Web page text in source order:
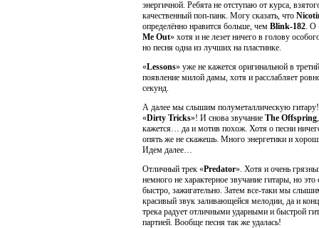
энергичной. Ребята не отступаю от курса,
качественный поп-панк. Могу сказать, что
определённо нравится больше, чем Blink-182. О
Me Out» хотя и не лезет ничего в голову
но песня одна из лучших на пластинке.
«Lessons» уже не кажется оригинальной в
появление милой дамы, хотя и расслабляет
секунд.
А далее мы слышим полуметаллическую
«Dirty Tricks»! И снова звучание The Offspring
кажется… да и мотив похож. Хотя о песни
опять же не скажешь. Много энергетики и
Идем далее…
Отличный трек «Predator». Хотя и очень
немного не характерное звучание гитары, но это
быстро, зажигательно. Затем все-таки мы
красивый звук заливающейся мелодии, да и
трека радует отличными ударными и быстрой
партией. Вообще песня так же удалась!